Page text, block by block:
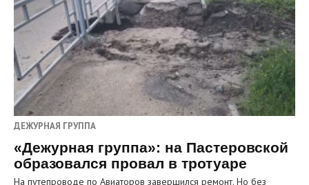
ДЕЖУРНАЯ ГРУППА
«Дежурная группа»: на Пастеровской
образовался провал в тротуаре
На путепроводе по Авиаторов завершился ремонт. Но без